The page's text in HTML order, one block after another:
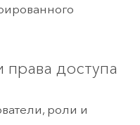
права доступа
роли и